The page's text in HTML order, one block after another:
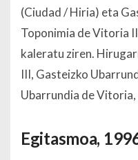
(Ciudad / Hiria) eta
Toponimia de Vitoria
kaleratu ziren.
III, Gasteizko
Ubarrundia de
Egitasmoa,